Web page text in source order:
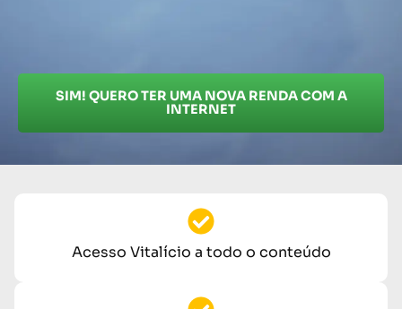
SIM! QUERO TER UMA NOVA RENDA COM A
INTERNET
Acesso Vitalício a todo o conteúdo